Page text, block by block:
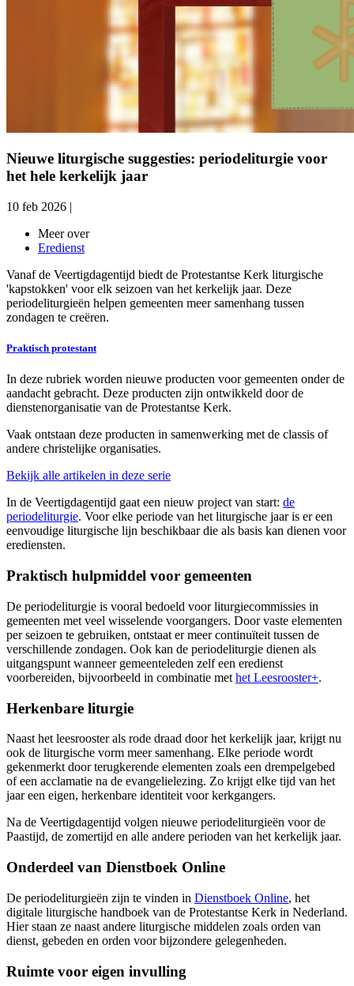
Nieuwe liturgische suggesties: periodeliturgie voor
het hele kerkelijk jaar
10 feb 2026 |
Meer over
Eredienst
Vanaf de Veertigdagentijd biedt de Protestantse Kerk liturgische
'kapstokken' voor elk seizoen van het kerkelijk jaar. Deze
periodeliturgieën helpen gemeenten meer samenhang tussen
zondagen te creëren.
Praktisch protestant
In deze rubriek worden nieuwe producten voor gemeenten onder de
aandacht gebracht. Deze producten zijn ontwikkeld door de
dienstenorganisatie van de Protestantse Kerk.
Vaak ontstaan deze producten in samenwerking met de classis of
andere christelijke organisaties.
Bekijk alle artikelen in deze serie
In de Veertigdagentijd gaat een nieuw project van start: de
periodeliturgie. Voor elke periode van het liturgische jaar is er een
eenvoudige liturgische lijn beschikbaar die als basis kan dienen voor
erediensten.
Praktisch hulpmiddel voor gemeenten
De periodeliturgie is vooral bedoeld voor liturgiecommissies in
gemeenten met veel wisselende voorgangers. Door vaste elementen
per seizoen te gebruiken, ontstaat er meer continuïteit tussen de
verschillende zondagen. Ook kan de periodeliturgie dienen als
uitgangspunt wanneer gemeenteleden zelf een eredienst
voorbereiden, bijvoorbeeld in combinatie met het Leesrooster+.
Herkenbare liturgie
Naast het leesrooster als rode draad door het kerkelijk jaar, krijgt nu
ook de liturgische vorm meer samenhang. Elke periode wordt
gekenmerkt door terugkerende elementen zoals een drempelgebed
of een acclamatie na de evangelielezing. Zo krijgt elke tijd van het
jaar een eigen, herkenbare identiteit voor kerkgangers.
Na de Veertigdagentijd volgen nieuwe periodeliturgieën voor de
Paastijd, de zomertijd en alle andere perioden van het kerkelijk jaar.
Onderdeel van Dienstboek Online
De periodeliturgieën zijn te vinden in Dienstboek Online, het
digitale liturgische handboek van de Protestantse Kerk in Nederland.
Hier staan ze naast andere liturgische middelen zoals orden van
dienst, gebeden en orden voor bijzondere gelegenheden.
Ruimte voor eigen invulling